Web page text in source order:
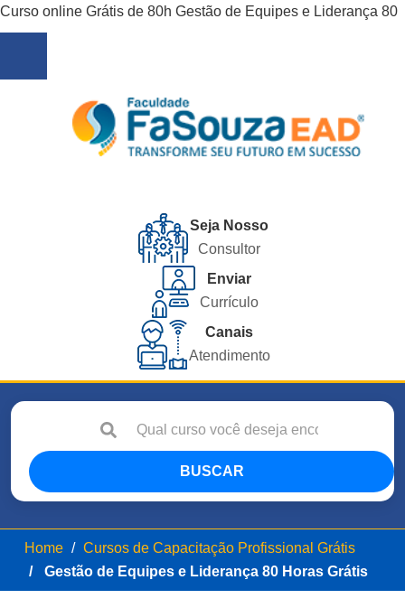
Curso online Grátis de 80h Gestão de Equipes e Liderança 80
Seja Nosso
Consultor
Enviar
Currículo
Canais
Atendimento
BUSCAR
Home
Cursos de Capacitação Profissional Grátis
Gestão de Equipes e Liderança 80 Horas Grátis